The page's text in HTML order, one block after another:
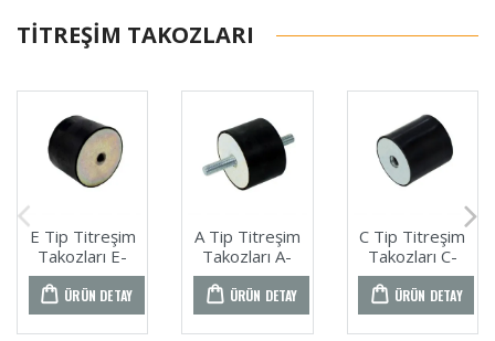
TITREŞIM TAKOZLARI
E Tip Titreşim
Takozları E-
041
ÜRÜN DETAY
A Tip Titreşim
Takozları A-
017
ÜRÜN DETAY
C Tip Titreşim
Takozları C-
139
ÜRÜN DETAY